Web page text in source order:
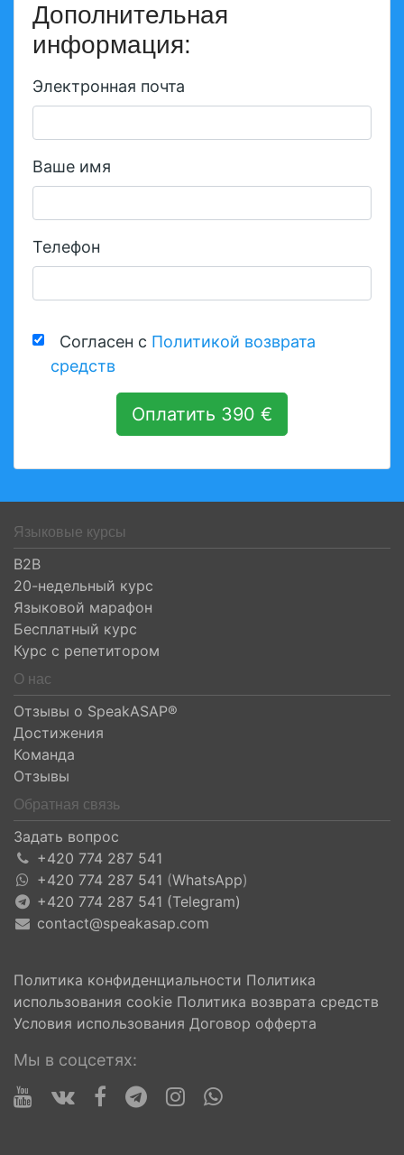
Дополнительная
информация:
Электронная почта
Ваше имя
Телефон
Согласен с Политикой возврата
средств
Оплатить 390 €
Языковые курсы
B2B
20-недельный курс
Языковой марафон
Бесплатный курс
Курс с репетитором
О нас
Отзывы о SpeakASAP®
Достижения
Команда
Отзывы
Обратная связь
Задать вопрос
+420 774 287 541
+420 774 287 541 (WhatsApp)
+420 774 287 541 (Telegram)
contact@speakasap.com
Политика конфиденциальности Политика
использования cookie Политика возврата средств
Условия использования Договор офферта
Мы в соцсетях: